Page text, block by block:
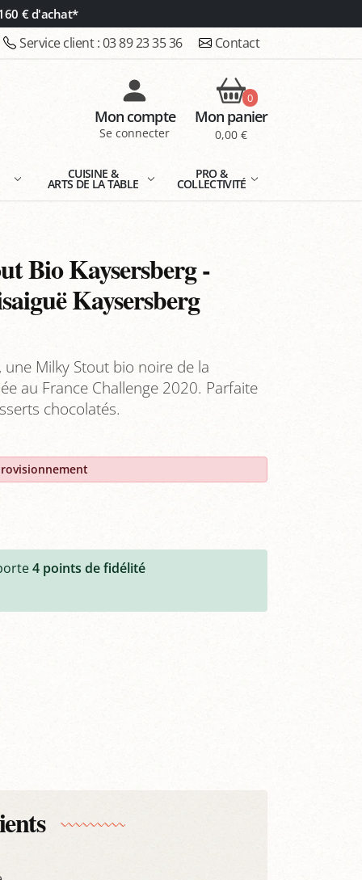
€ d'achat*
Service client :03 89 23 35 36 Contact
Mon compte
Se connecter
0
Mon panier
0,00 €
CUISINE &
ARTS DE LA TABLE
PRO &
COLLECTIVITÉ
Bio Kaysersberg -
Kaysersberg
une Milky Stout bio noire de la
au France Challenge 2020. Parfaite
chocolatés.
4points de fidélité